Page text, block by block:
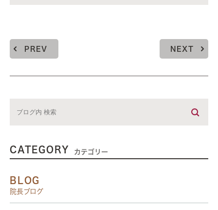
PREV NEXT
CATEGORY カテゴリー
BLOG
院長ブログ